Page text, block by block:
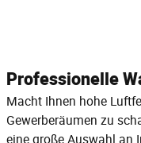
Professionelle
Macht Ihnen hohe
Gewerberäumen zu
eine große Auswahl an